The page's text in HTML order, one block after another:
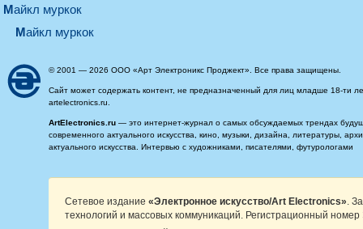
майкл муркок
майкл муркок
© 2001 — 2026 ООО «Арт Электроникс Проджект». Все права защищены.
Сайт может содержать контент, не предназначенный для лиц младше 18-ти
artelectronics.ru.
ArtElectronics.ru — это интернет-журнал о самых обсуждаемых трендах
современного актуального искусства, кино, музыки, дизайна, литературы,
актуального искусства. Интервью с художниками, писателями, футурологами
Сетевое издание «Электронное искусство/Art Electronics» .
технологий и массовых коммуникаций. Регистрационный